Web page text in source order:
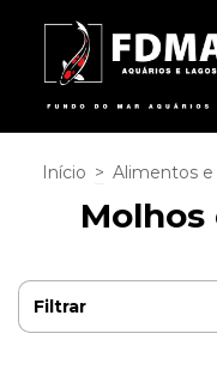
Início > Alimentos e
Filtrar